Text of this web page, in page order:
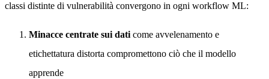
classi distinte di vulnerabilità convergono in ogni workflow ML:
Minacce centrate sui dati come avvelenamento e
etichettatura distorta compromettono ciò che il modello
apprende